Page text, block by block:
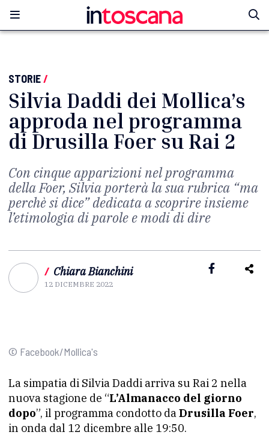
STORIE/
Silvia Daddi dei Mollica’s
approda nel programma
di Drusilla Foer su Rai 2
Con cinque apparizioni nel programma
della Foer, Silvia porterà la sua rubrica “ma
perchè si dice” dedicata a scoprire insieme
l’etimologia di parole e modi di dire
/ Chiara Bianchini
12 DICEMBRE 2022
© Facebook/Mollica's
La simpatia di Silvia Daddi arriva su Rai 2 nella
nuova stagione de “L’Almanacco del giorno
dopo”, il programma condotto daDrusilla Foer,
in onda dal 12 dicembre alle 19:50.